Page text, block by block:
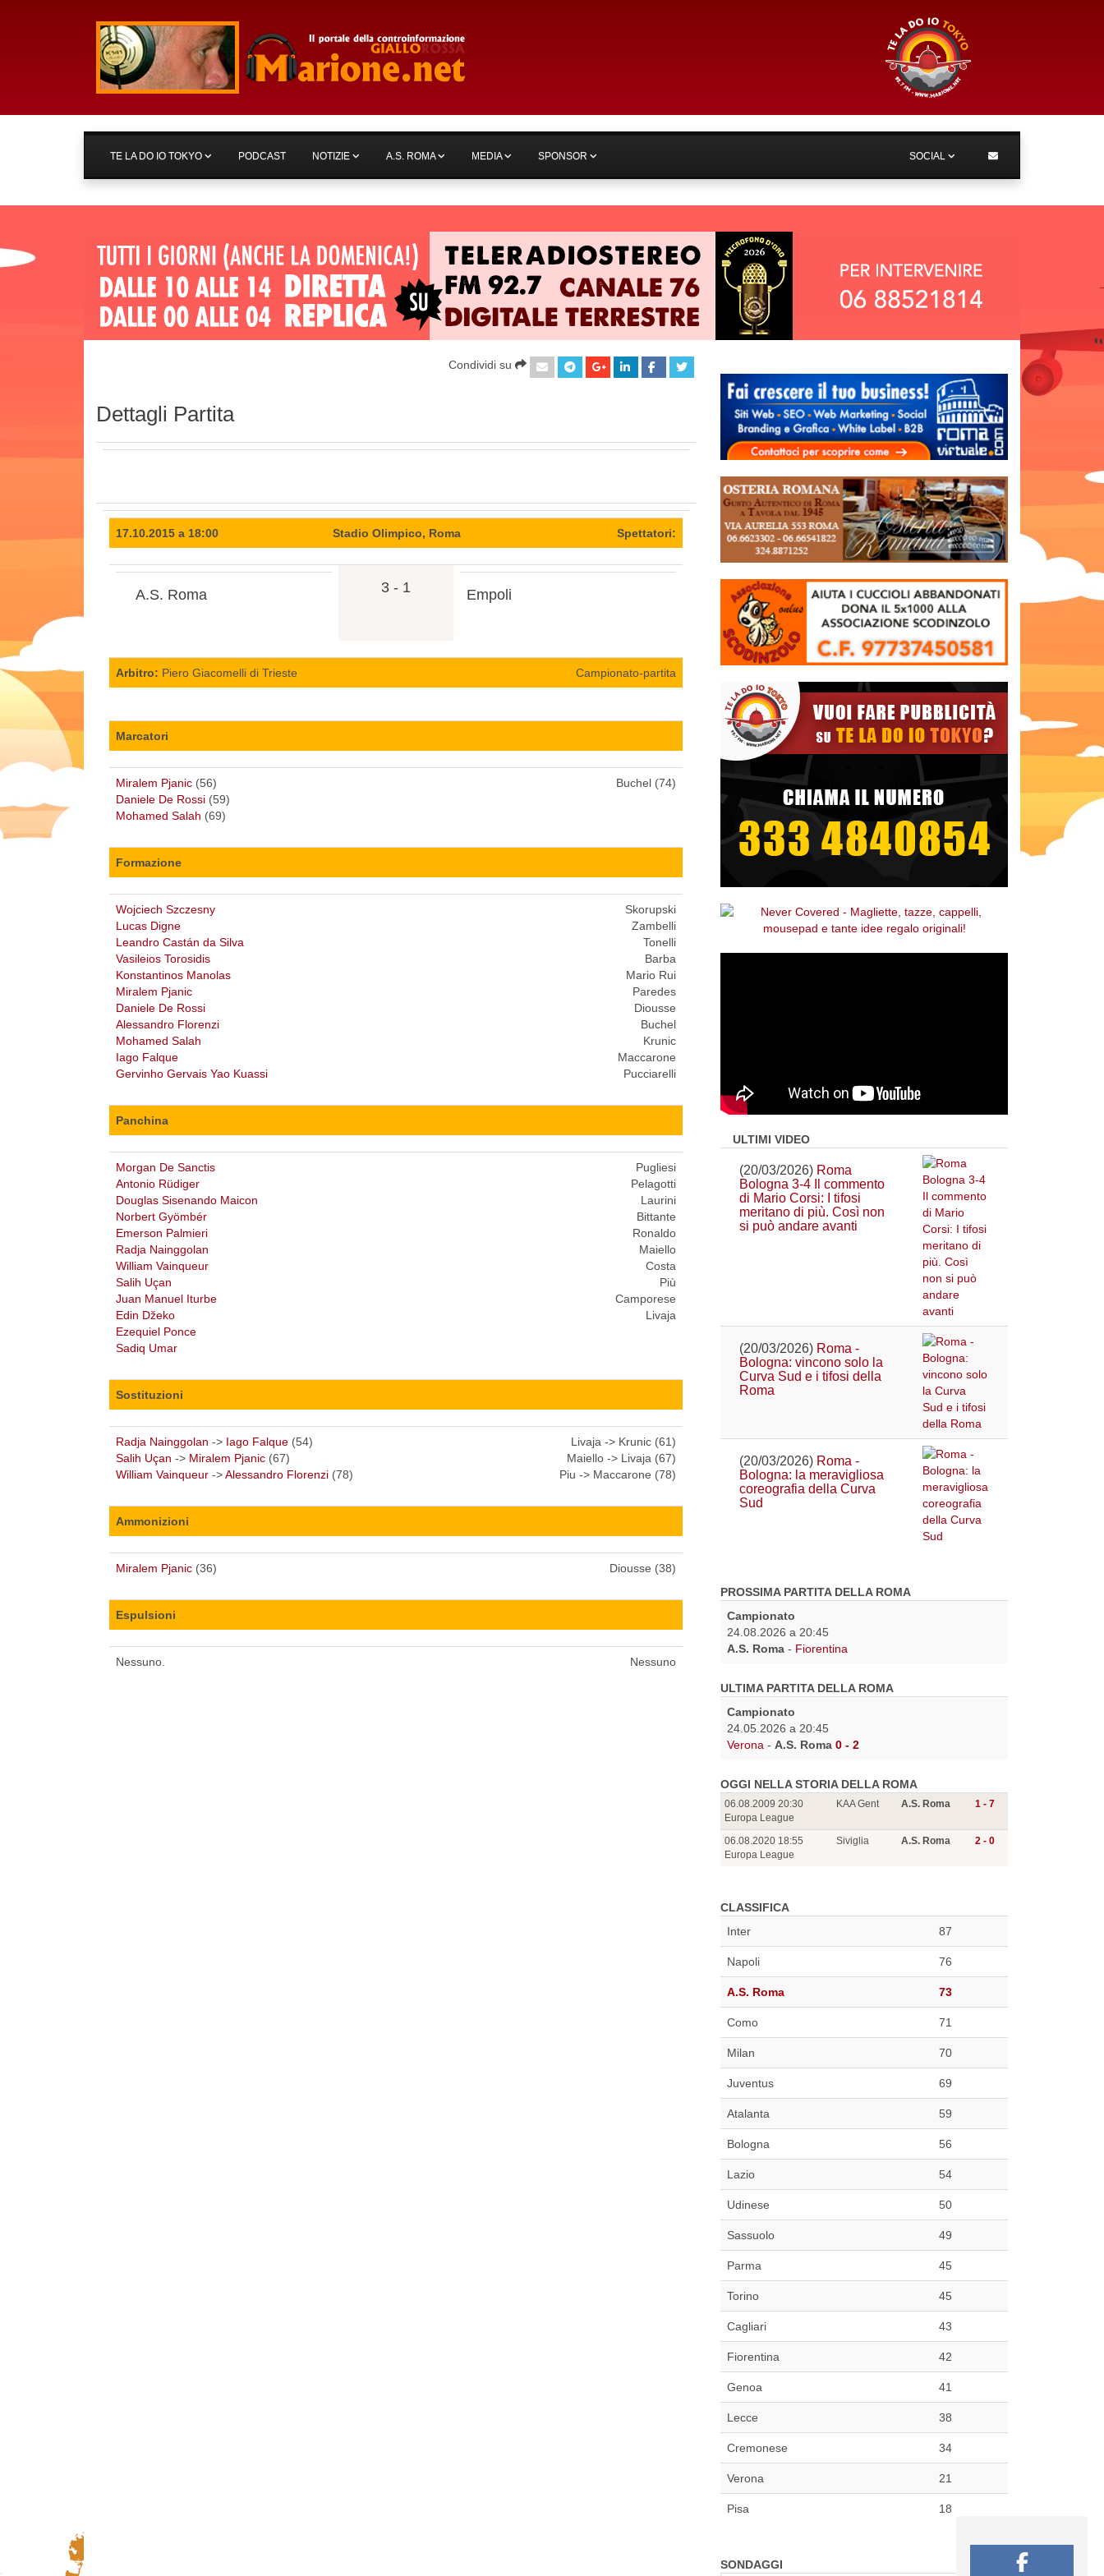
TE LA DO IO TOKYO PODCAST NOTIZIE A.S. ROMA MEDIA SPONSOR SOCIAL
Condividi su
Dettagli Partita
17.10.2015 a 18:00 Stadio Olimpico, Roma Spettatori:
A.S. Roma 3 - 1 Empoli
Arbitro: Piero Giacomelli di Trieste Campionato-partita
Marcatori
Miralem Pjanic (56)
Daniele De Rossi (59)
Mohamed Salah (69)
Buchel (74)
Formazione
Wojciech Szczesny
Lucas Digne
Leandro Castán da Silva
Vasileios Torosidis
Konstantinos Manolas
Miralem Pjanic
Daniele De Rossi
Alessandro Florenzi
Mohamed Salah
Iago Falque
Gervinho Gervais Yao Kuassi
Skorupski
Zambelli
Tonelli
Barba
Mario Rui
Paredes
Diousse
Buchel
Krunic
Maccarone
Pucciarelli
Panchina
Morgan De Sanctis
Antonio Rüdiger
Douglas Sisenando Maicon
Norbert Gyömbér
Emerson Palmieri
Radja Nainggolan
William Vainqueur
Salih Uçan
Juan Manuel Iturbe
Edin Džeko
Ezequiel Ponce
Sadiq Umar
Pugliesi
Pelagotti
Laurini
Bittante
Ronaldo
Maiello
Costa
Più
Camporese
Livaja
Sostituzioni
Radja Nainggolan -> Iago Falque (54)
Salih Uçan -> Miralem Pjanic (67)
William Vainqueur ->Alessandro Florenzi (78)
Livaja -> Krunic (61)
Maiello -> Livaja (67)
Piu -> Maccarone (78)
Ammonizioni
Miralem Pjanic (36) Diousse (38)
Espulsioni
Nessuno. Nessuno
ULTIMI VIDEO
(20/03/2026) Roma
Bologna 3-4 Il commento
di Mario Corsi: I tifosi
meritano di più. Così non
si può andare avanti
(20/03/2026) Roma -
Bologna: vincono solo la
Curva Sud e i tifosi della
Roma
(20/03/2026) Roma -
Bologna: la meravigliosa
coreografia della Curva
Sud
PROSSIMA PARTITA DELLA ROMA
Campionato
24.08.2026 a 20:45
A.S. Roma - Fiorentina
ULTIMA PARTITA DELLA ROMA
Campionato
24.05.2026 a 20:45
Verona - A.S. Roma 0 - 2
OGGI NELLA STORIA DELLA ROMA
06.08.2009 20:30
Europa League
KAA Gent A.S. Roma 1 - 7
06.08.2020 18:55
Europa League
Siviglia A.S. Roma 2 - 0
CLASSIFICA
Inter
87
Napoli 76
A.S. Roma 73
Como 71
Milan 70
Juventus 69
Atalanta 59
Bologna 56
Lazio 54
Udinese 50
Sassuolo 49
Parma 45
Torino 45
Cagliari 43
Fiorentina 42
Genoa 41
Lecce 38
Cremonese 34
Verona 21
Pisa 18
SONDAGGI